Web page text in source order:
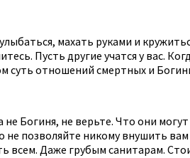
махать руками и
Пусть другие учатся у вас.
суть отношений смертных и
Богиня, не верьте. Что они
не позволяйте никому внушить
Даже грубым санитарам.